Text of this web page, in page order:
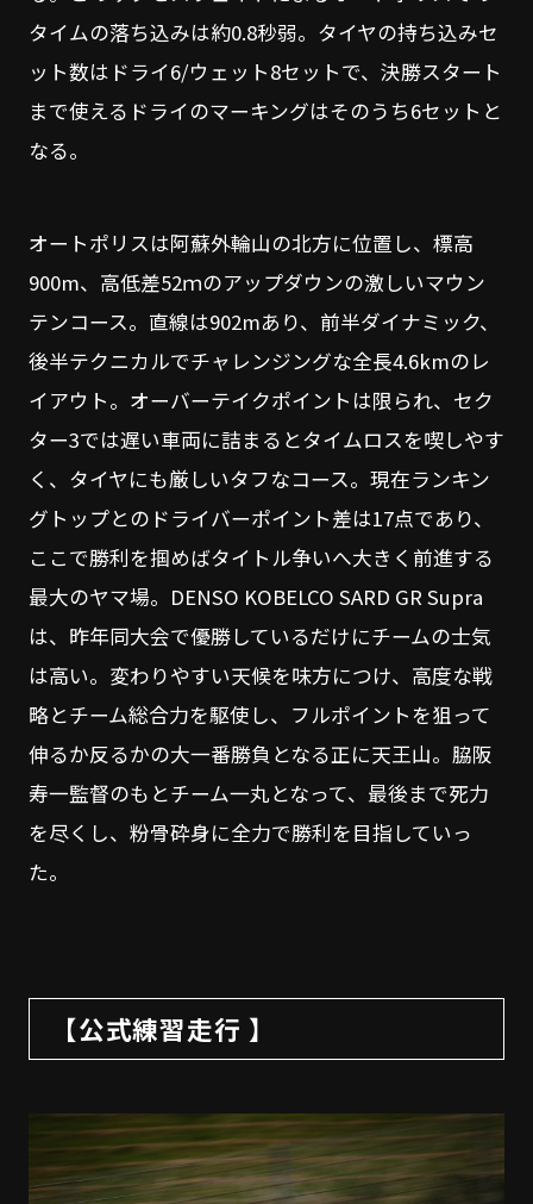
タイムの落ち込みは約0.8秒弱。タイヤの持ち込みセ
ット数はドライ6/ウェット8セットで、決勝スタート
まで使えるドライのマーキングはそのうち6セットと
なる。
オートポリスは阿蘇外輪山の北方に位置し、標高
900m、高低差52ｍのアップダウンの激しいマウン
テンコース。直線は902mあり、前半ダイナミック、
後半テクニカルでチャレンジングな全長4.6kmのレ
イアウト。オーバーテイクポイントは限られ、セク
ター3では遅い車両に詰まるとタイムロスを喫しやす
く、タイヤにも厳しいタフなコース。現在ランキン
グトップとのドライバーポイント差は17点であり、
ここで勝利を掴めばタイトル争いへ大きく前進する
最大のヤマ場。DENSO KOBELCO SARD GR Supra
は、昨年同大会で優勝しているだけにチームの士気
は高い。変わりやすい天候を味方につけ、高度な戦
略とチーム総合力を駆使し、フルポイントを狙って
伸るか反るかの大一番勝負となる正に天王山。脇阪
寿一監督のもとチーム一丸となって、最後まで死力
を尽くし、粉骨砕身に全力で勝利を目指していっ
た。
【公式練習走行 】